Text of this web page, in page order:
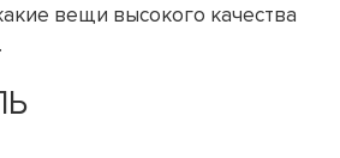
вещи высокого качества